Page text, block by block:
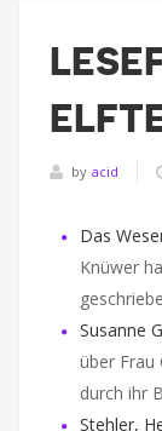
by acid
Das
Knüwer
Susanne
über Frau
durch ihr
Stehler,